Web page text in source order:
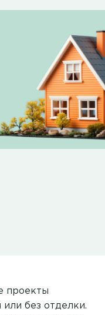
проекты
без отделки.